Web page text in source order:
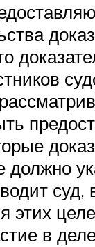
должно
этих
в